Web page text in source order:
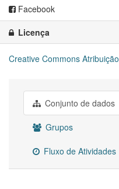
Facebook
Licença
Creative Commons Atribuição
Conjunto de dados
Grupos
Fluxo de Atividades